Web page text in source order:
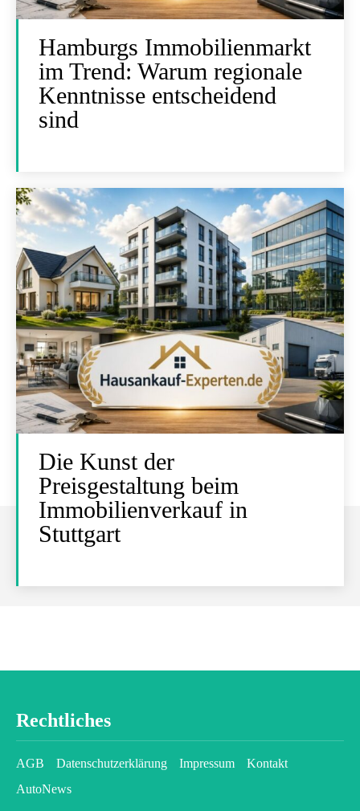
Hamburgs Immobilienmarkt
im Trend: Warum regionale
Kenntnisse entscheidend
sind
Die Kunst der
Preisgestaltung beim
Immobilienverkauf in
Stuttgart
Rechtliches
AGB Datenschutzerklärung Impressum
Kontakt
AutoNews